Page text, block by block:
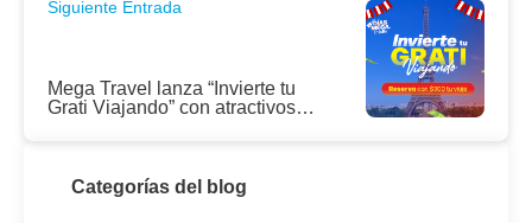
Siguiente Entrada
Mega Travel lanza “Invierte tu
Grati Viajando” con atractivos
Categorías del blog